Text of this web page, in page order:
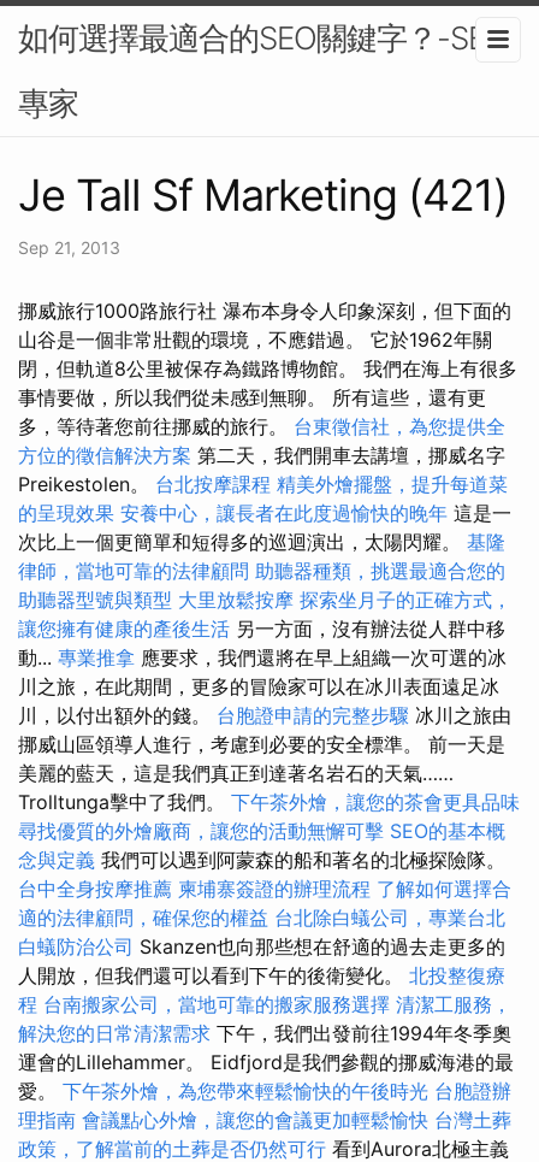
如何選擇最適合的SEO關鍵字？-SEO
專家
Je Tall Sf Marketing (421)
Sep 21, 2013
挪威旅行1000路旅行社 瀑布本身令人印象深刻，但下面的
山谷是一個非常壯觀的環境，不應錯過。 它於1962年關
閉，但軌道8公里被保存為鐵路博物館。 我們在海上有很多
事情要做，所以我們從未感到無聊。 所有這些，還有更
多，等待著您前往挪威的旅行。 台東徵信社，為您提供全
方位的徵信解決方案 第二天，我們開車去講壇，挪威名字
Preikestolen。 台北按摩課程 精美外燴擺盤，提升每道菜
的呈現效果 安養中心，讓長者在此度過愉快的晚年 這是一
次比上一個更簡單和短得多的巡迴演出，太陽閃耀。 基隆
律師，當地可靠的法律顧問 助聽器種類，挑選最適合您的
助聽器型號與類型 大里放鬆按摩 探索坐月子的正確方式，
讓您擁有健康的產後生活 另一方面，沒有辦法從人群中移
動... 專業推拿 應要求，我們還將在早上組織一次可選的冰
川之旅，在此期間，更多的冒險家可以在冰川表面遠足冰
川，以付出額外的錢。 台胞證申請的完整步驟 冰川之旅由
挪威山區領導人進行，考慮到必要的安全標準。 前一天是
美麗的藍天，這是我們真正到達著名岩石的天氣……
Trolltunga擊中了我們。 下午茶外燴，讓您的茶會更具品味
尋找優質的外燴廠商，讓您的活動無懈可擊 SEO的基本概
念與定義 我們可以遇到阿蒙森的船和著名的北極探險隊。
台中全身按摩推薦 柬埔寨簽證的辦理流程 了解如何選擇合
適的法律顧問，確保您的權益 台北除白蟻公司，專業台北
白蟻防治公司 Skanzen也向那些想在舒適的過去走更多的
人開放，但我們還可以看到下午的後衛變化。 北投整復療
程 台南搬家公司，當地可靠的搬家服務選擇 清潔工服務，
解決您的日常清潔需求 下午，我們出發前往1994年冬季奧
運會的Lillehammer。 Eidfjord是我們參觀的挪威海港的最
愛。 下午茶外燴，為您帶來輕鬆愉快的午後時光 台胞證辦
理指南 會議點心外燴，讓您的會議更加輕鬆愉快 台灣土葬
政策，了解當前的土葬是否仍然可行 看到Aurora北極主義